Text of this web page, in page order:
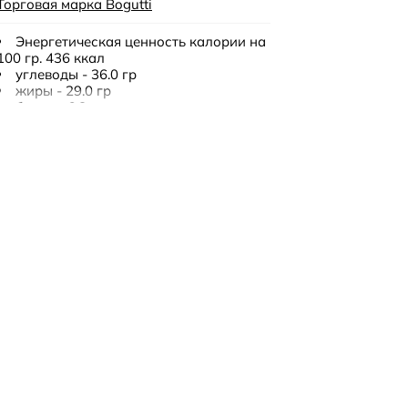
марка Bogutti
Энергетическая ценность калории на
гр. 436 ккал
углеводы - 36.0 гр
жиры - 29.0 гр
белки - 6.8 гр